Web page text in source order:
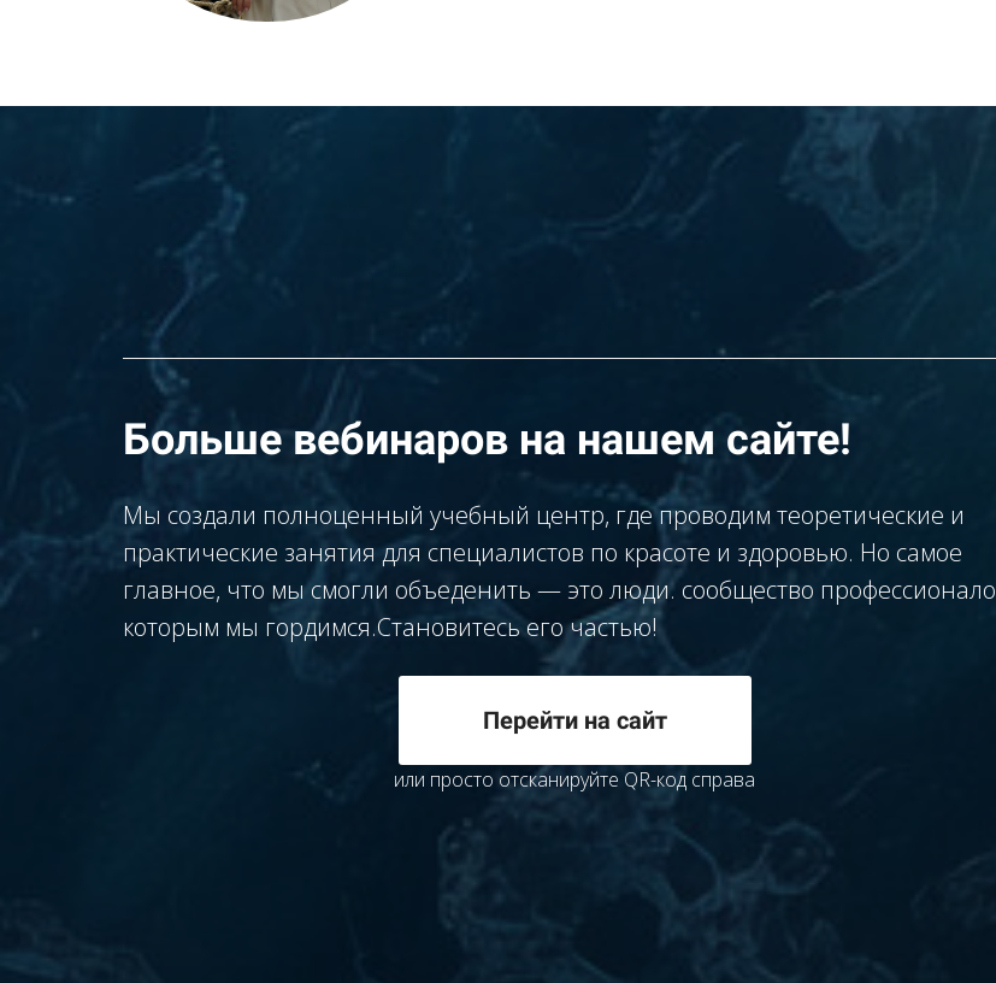
Больше вебинаров на нашем сайте!
Мы создали полноценный учебный центр, где проводим теоретические и
практические занятия для специалистов по красоте и здоровью. Но самое
главное, что мы смогли объеденить — это люди. сообщество
которым мы гордимся.Становитесь его частью!
Перейти на сайт
или просто отсканируйте QR-код справа